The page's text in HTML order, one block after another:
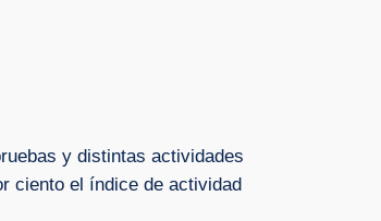
y distintas actividades
ciento el índice de actividad